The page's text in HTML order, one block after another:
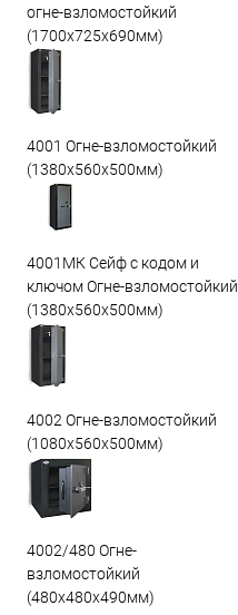
огне-взломостойкий
(1700х725х690мм)
4001 Огне-взломостойкий
(1380х560х500мм)
4001МК Сейф с кодом и
ключом Огне-взломостойкий
(1380х560х500мм)
4002 Огне-взломостойкий
(1080х560х500мм)
4002/480 Огне-
взломостойкий
(480х480х490мм)